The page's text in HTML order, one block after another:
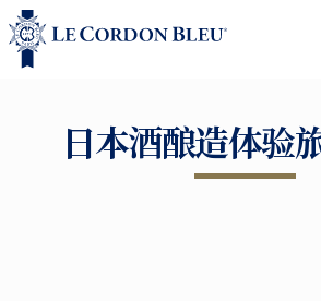
日本酒酿造体验